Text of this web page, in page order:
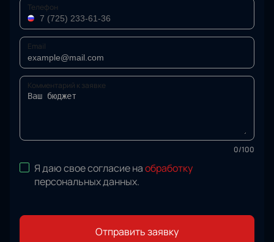
Телефон
Email
Комментарий к заявке
0/100
Я даю свое согласие наобработку
персональных данных.
Отправить заявку